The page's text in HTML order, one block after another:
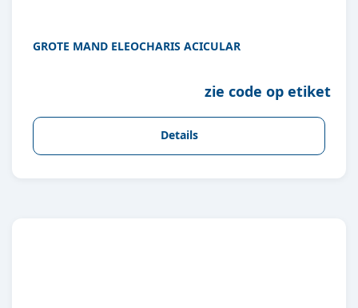
GROTE MAND ELEOCHARIS ACICULAR
zie code op etiket
Details